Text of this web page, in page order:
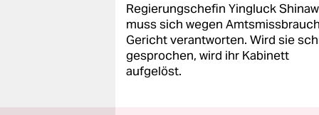
Regierungschefin Yingluck
muss sich wegen
Gericht verantworten. Wird sie
gesprochen, wird ihr Kabinett
aufgelöst.